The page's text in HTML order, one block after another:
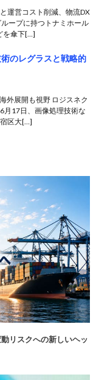
運営コスト削減、物流DX
ープに持つトナミホール
を傘下[…]
のレグラスと戦略的
外展開も視野 ロジスネク
月17日、画像処理技術な
区大[…]
リスクへの新しいヘッ